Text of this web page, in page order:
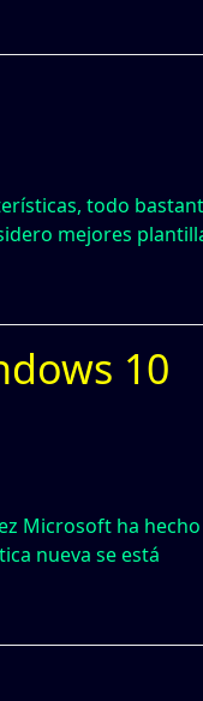
todo
mejores
10
Microsoft ha hecho
nueva se está